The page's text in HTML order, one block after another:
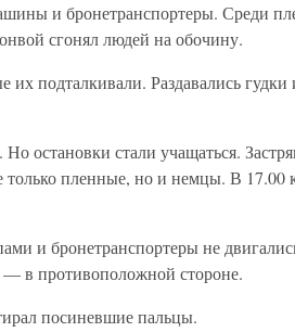
и бронетранспортеры. Среди
сгонял людей на обочину.
подталкивали. Раздавались гудки
остановки стали учащаться.
пленные, но и немцы. В 17.00
и бронетранспортеры не
— в противоположной стороне.
посиневшие пальцы.